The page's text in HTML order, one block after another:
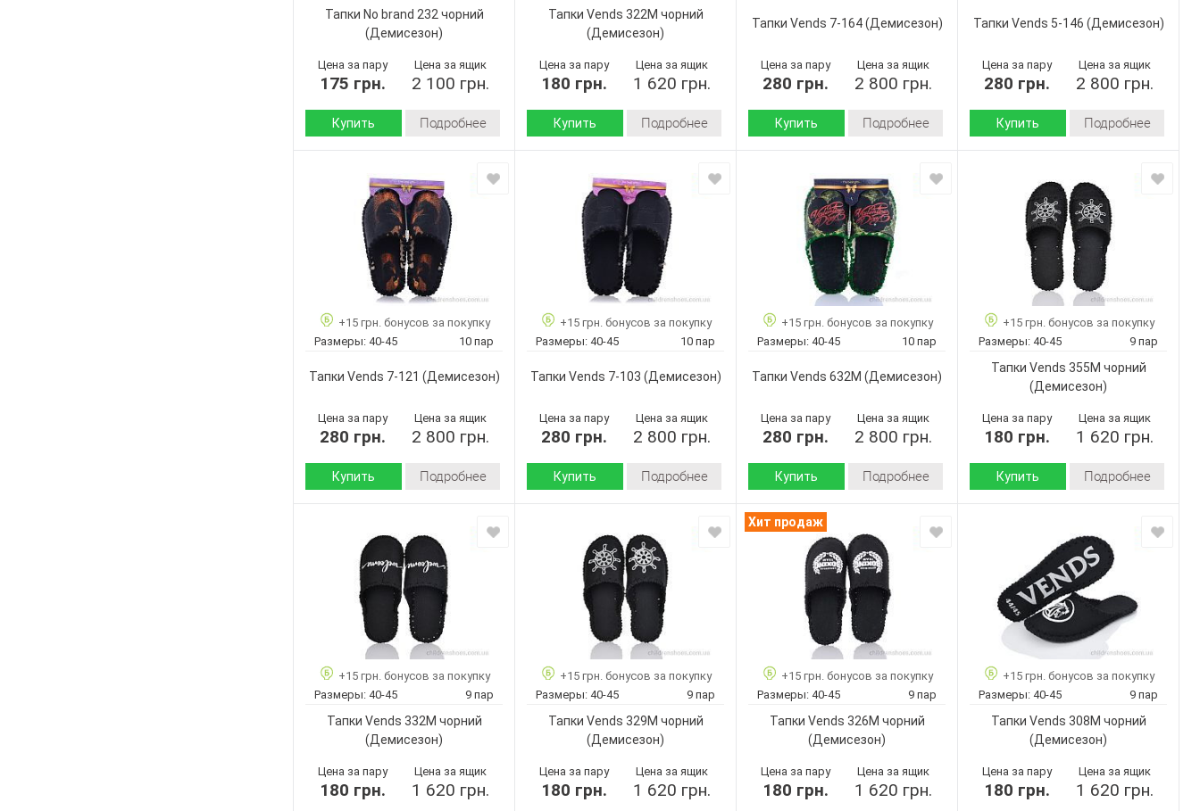
Пол: Мужчины Пол: Мужчины Цвет: Черный Цвет: Черный
Тапки No brand 232 чорний
(Демисезон)
Цена за пару
175 грн.
Цена за ящик
2 100 грн.
Купить Подробнее
Материал верха: Текстиль
Подошва : Пвх
производитель:
Китай
No brand
232 чорний
Размер:
Кол-во пар:
Пол: Мужчины
Тапки Vends 322M чорний
(Демисезон)
Цена за пару
180 грн.
Цена за ящик
1 620 грн.
Купить Подробнее
Материал верха: войлок
производитель:
Украина
Vends
322M
чорний
Кол-во пар: 9
Пол: Мужчины
Тапки Vends 7-164(Демисезон)
Цена за пару
280 грн.
Цена за ящик
2 800 грн.
Купить Подробнее
Материал верха: войлок
производитель:
Украина
Vends
7-164
40-45
Кол-во пар:
Цвет: Черный
Тапки Vends 5-146 (Демисезон)
Цена за пару
280 грн.
Цена за ящик
2 800 грн.
Купить Подробнее
Материал верха: войлок
производитель:
Украина
Vends
5-146
36-41
Кол-во пар:
Цвет: Черный
+15 грн. бонусов за покупку
Размеры: 40-45 10 пар
Тапки Vends 7-121 (Демисезон)
Цена за пару
280 грн.
Цена за ящик
2 800 грн.
Купить Подробнее
Материал верха: войлок
производитель:
Украина
Vends
7-121
40-45
Кол-во пар:
Цвет: Черный
+15 грн. бонусов за покупку
Размеры: 40-45 10 пар
Тапки Vends 7-103 (Демисезон)
Цена за пару
280 грн.
Цена за ящик
2 800 грн.
Купить Подробнее
Материал верха: войлок
производитель:
Украина
Vends
7-103
40-45
Кол-во пар:
Цвет: Черный
+15 грн. бонусов за покупку
Размеры: 40-45 10 пар
Тапки Vends 632M (Демисезон)
Цена за пару
280 грн.
Цена за ящик
2 800 грн.
Купить Подробнее
Сезон:
Материал верха: войлок
производитель:
Украина
Vends
632M
40-45
Кол-во пар:
Цвет: Черный
+15 грн. бонусов за покупку
Размеры: 40-45 9 пар
Тапки Vends 355M чорний
(Демисезон)
Цена за пару
180 грн.
Цена за ящик
1 620 грн.
Купить Подробнее
войлок
производитель:
Украина
Бренд: Vends
Артикул:
355M
чорний
40-45
Кол-во пар: 9
Пол: Мужчины
+15 грн. бонусов за покупку
Размеры: 40-45 9 пар
Тапки Vends 332M чорний
(Демисезон)
Цена за пару
180 грн.
Цена за ящик
1 620 грн.
+15 грн. бонусов за покупку
Размеры: 40-45 9 пар
Тапки Vends 329M чорний
(Демисезон)
Цена за пару
180 грн.
Цена за ящик
1 620 грн.
Хит продаж
+15 грн. бонусов за покупку
Размеры: 40-45 9 пар
Тапки Vends 326M чорний
(Демисезон)
Цена за пару
180 грн.
Цена за ящик
1 620 грн.
+15 грн. бонусов за покупку
Размеры: 40-45 9 пар
Тапки Vends 308M чорний
(Демисезон)
Цена за пару
180 грн.
Цена за ящик
1 620 грн.